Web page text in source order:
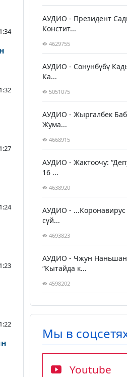
АУДИО - Президент
Констит...
4629755
АУДИО - Сонунбүбү
Ка...
5051075
АУДИО - Жыргалбек
Жума...
4668915
АУДИО - Жактоочу:
16 ...
4638920
АУДИО - ...Коронавирус
сүй...
4693823
АУДИО - Чжун
“Кытайда к...
4598202
Мы в
Youtube